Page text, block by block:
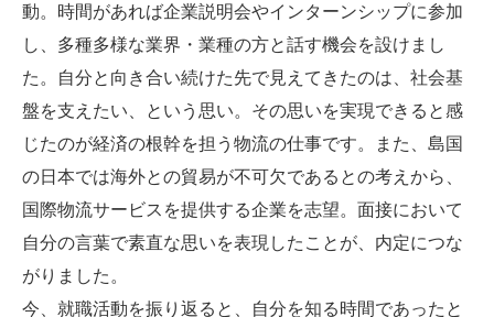
動。時間があれば企業説明会やインターンシップに参加
し、多種多様な業界・業種の方と話す機会を設けまし
た。自分と向き合い続けた先で見えてきたのは、社会基
盤を支えたい、という思い。その思いを実現できると感
じたのが経済の根幹を担う物流の仕事です。また、島国
の日本では海外との貿易が不可欠であるとの考えから、
国際物流サービスを提供する企業を志望。面接において
自分の言葉で素直な思いを表現したことが、内定につな
がりました。
今、就職活動を振り返ると、自分を知る時間であったと